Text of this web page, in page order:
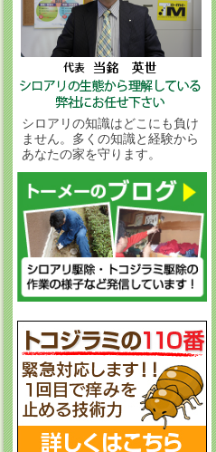
シロアリの知識はどこにも負け
ません。多くの知識と経験から
あなたの家を守ります。